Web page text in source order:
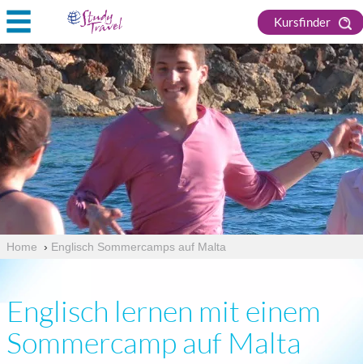
Kursfinder
Home › Englisch Sommercamps auf Malta
Englisch lernen mit einem
Sommercamp auf Malta